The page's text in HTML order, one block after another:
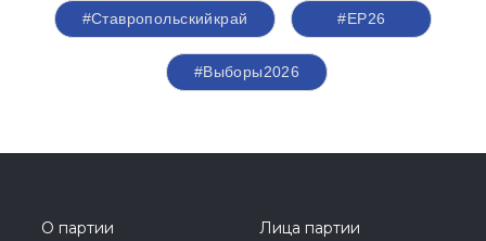
#Ставропольскийкрай #ЕР26
#Выборы2026
О партии
Лица партии